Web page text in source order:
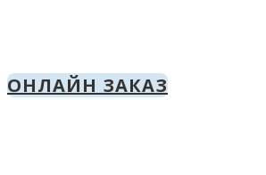
ОНЛАЙН ЗАКАЗ